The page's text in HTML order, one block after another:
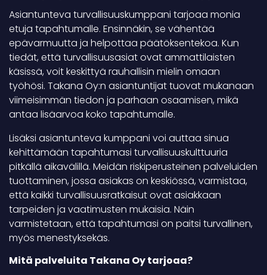
Asiantunteva turvallisuuskumppani tarjoaa monia
etuja tapahtumalle. Ensinnäkin, se vähentää
epävarmuutta ja helpottaa päätöksentekoa. Kun
tiedät, että turvallisuusasiat ovat ammattilaisten
käsissä, voit keskittyä rauhallisin mielin omaan
työhösi. Takana Oy:n asiantuntijat tuovat mukanaan
viimeisimmän tiedon ja parhaan osaamisen, mikä
antaa lisäarvoa koko tapahtumalle.
Lisäksi asiantunteva kumppani voi auttaa sinua
kehittämään tapahtumasi turvallisuuskulttuuria
pitkällä aikavälillä. Meidän riskiperusteinen palveluiden
tuottaminen, jossa asiakas on keskiössä, varmistaa,
että kaikki turvallisuusratkaisut ovat asiakkaan
tarpeiden ja vaatimusten mukaisia. Näin
varmistetaan, että tapahtumasi on paitsi turvallinen,
myös menestyksekäs.
Mitä palveluita Takana Oy tarjoaa?